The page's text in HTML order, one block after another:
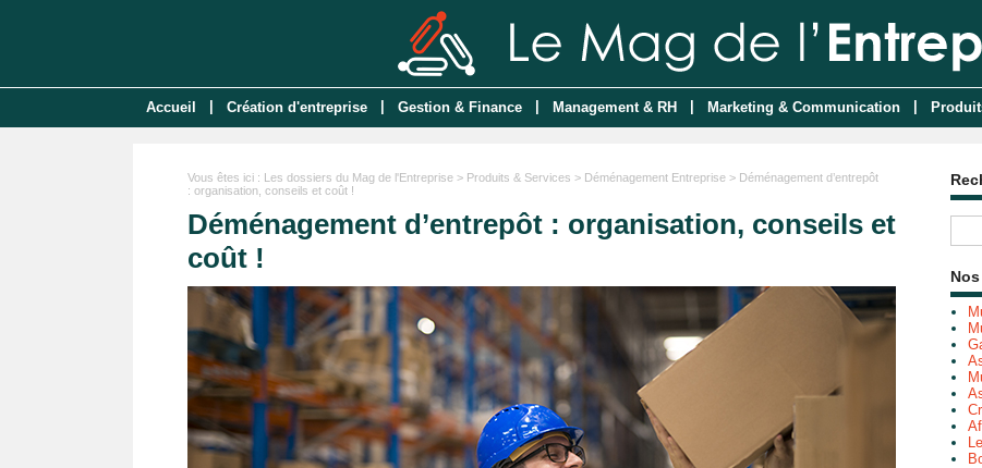
Accueil Création d'entreprise Gestion & Finance Management & RH Marketing & Communication
Vous êtes ici : Les dossiers du Mag de l'Entreprise > Produits & Services > Déménagement Entreprise > Déménagement d’entrepôt
: organisation, conseils et coût !
Déménagement d’entrepôt : organisation, conseils et
coût !